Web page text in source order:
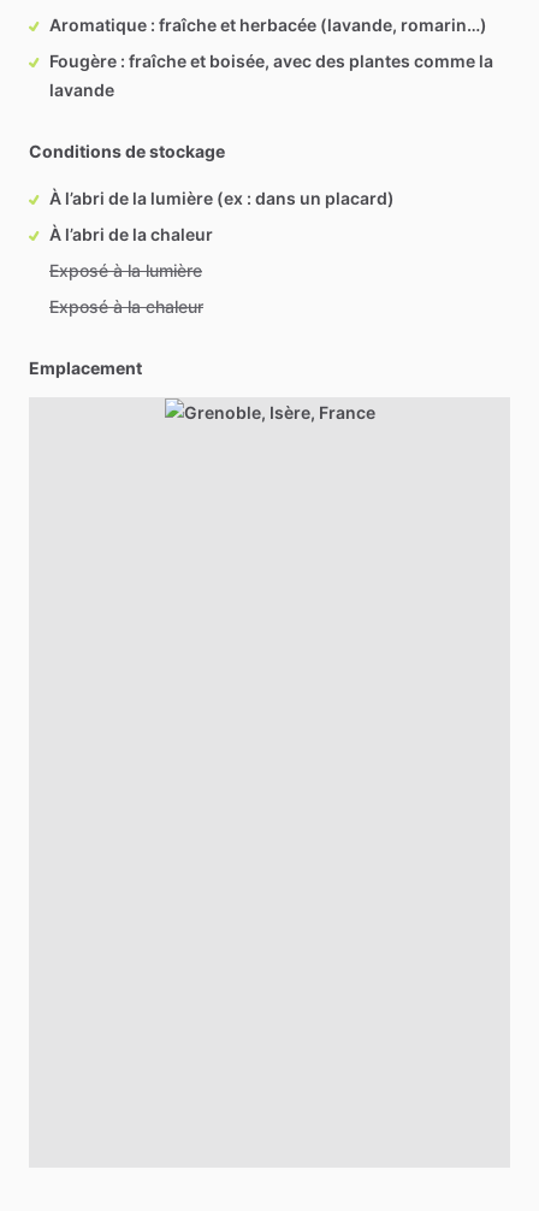
Aromatique : fraîche et herbacée (lavande, romarin…)
Fougère : fraîche et boisée, avec des plantes comme la
lavande
Conditions de stockage
À l’abri de la lumière (ex : dans un placard)
À l’abri de la chaleur
Exposé à la lumière
Exposé à la chaleur
Emplacement